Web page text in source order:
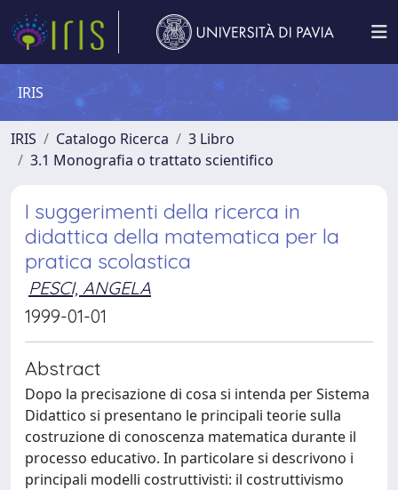
IRIS
IRIS Catalogo Ricerca
3 Libro
3.1 Monografia o trattato scientifico
I suggerimenti della ricerca in
didattica della matematica per la
pratica scolastica
PESCI, ANGELA
1999-01-01
Abstract
Dopo la precisazione di cosa si intenda per Sistema
Didattico si presentano le principali teorie sulla
costruzione di conoscenza matematica durante il
processo educativo. In particolare si descrivono i
principali modelli costruttivisti: il costruttivismo